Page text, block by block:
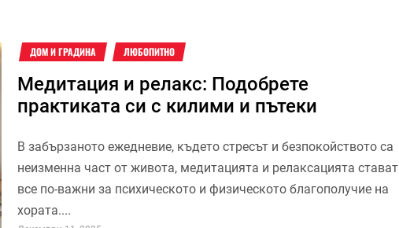
ДОМ И ГРАДИНА ЛЮБОПИТНО
Медитация и релакс: Подобрете
практиката си с килими и пътеки
В забързаното ежедневие, където стресът и безпокойството са
неизменна част от живота, медитацията и релаксацията стават
все по-важни за психическото и физическото благополучие на
хората....